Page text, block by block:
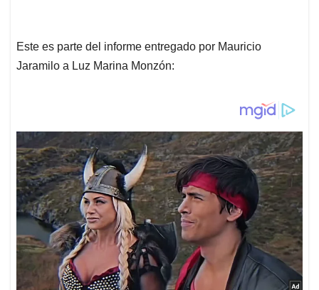
Este es parte del informe entregado por Mauricio
Jaramilo a Luz Marina Monzón: